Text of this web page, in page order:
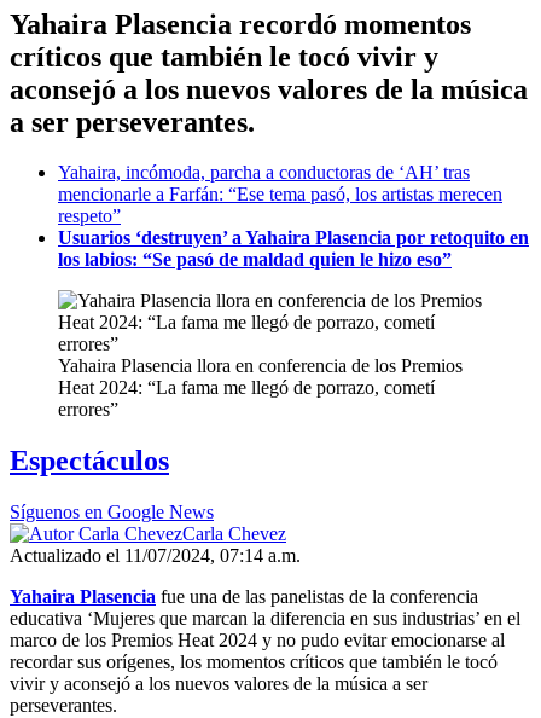
Yahaira Plasencia recordó momentos
críticos que también le tocó vivir y
aconsejó a los nuevos valores de la música
a ser perseverantes.
Yahaira, incómoda, parcha a conductoras de ‘AH’ tras
mencionarle a Farfán: “Ese tema pasó, los artistas merecen
respeto”
Usuarios ‘destruyen’ a Yahaira Plasencia por retoquito en
los labios: “Se pasó de maldad quien le hizo eso”
Yahaira Plasencia llora en conferencia de los Premios
Heat 2024: “La fama me llegó de porrazo, cometí
errores”
Espectáculos
Síguenos en Google News
Carla Chevez
Actualizado el 11/07/2024, 07:14 a.m.
Yahaira Plasencia fue una de las panelistas de la conferencia
educativa ‘Mujeres que marcan la diferencia en sus industrias’ en el
marco de los Premios Heat 2024 y no pudo evitar emocionarse al
recordar sus orígenes, los momentos críticos que también le tocó
vivir y aconsejó a los nuevos valores de la música a ser
perseverantes.